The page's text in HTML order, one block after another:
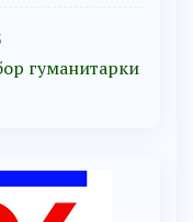
гуманитарки